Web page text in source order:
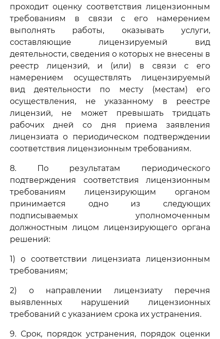
проходит оценку соответствия лицензионным
требованиям в связи с его намерением
выполнять работы, оказывать услуги,
составляющие лицензируемый вид
деятельности, сведения о которых не внесены в
реестр лицензий, и (или) в связи с его
намерением осуществлять лицензируемый
вид деятельности по месту (местам) его
осуществления, не указанному в реестре
лицензий, не может превышать тридцать
рабочих дней со дня приема заявления
лицензиата о периодическом подтверждении
соответствия лицензионным требованиям.
8. По результатам периодического
подтверждения соответствия лицензионным
требованиям лицензирующим органом
принимается одно из следующих
подписываемых уполномоченным
должностным лицом лицензирующего органа
решений:
1) о соответствии лицензиата лицензионным
требованиям;
2) о направлении лицензиату перечня
выявленных нарушений лицензионных
требований с указанием срока их устранения.
9. Срок, порядок устранения, порядок оценки